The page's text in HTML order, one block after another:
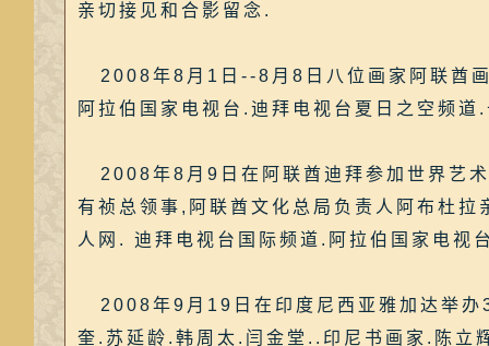
亲切接见和合影留念.
2008年8月1日--8月8日八位画家阿联酋
阿拉伯国家电视台.迪拜电视台夏日之空频
2008年8月9日在阿联酋迪拜参加世界艺术
有祯总领事,阿联酋文化总局负责人阿布杜
人网. 迪拜电视台国际频道.阿拉伯国家电视
2008年9月19日在印度尼西亚雅加达举办
奎.苏延龄.韩周太.闫金堂..印尼书画家.陈立